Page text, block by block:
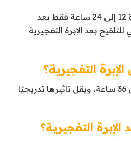
البويضة تبقى جاهزة لمدة 12 إلى 24 ساعة فقط بعد
بعد الإبرة التفجيرية
التفجيرية؟
تعمل الإبرة لمدة تصل إلى 36 ساعة، ويقل تأثيرها تدريجيًا
التفجيرية؟